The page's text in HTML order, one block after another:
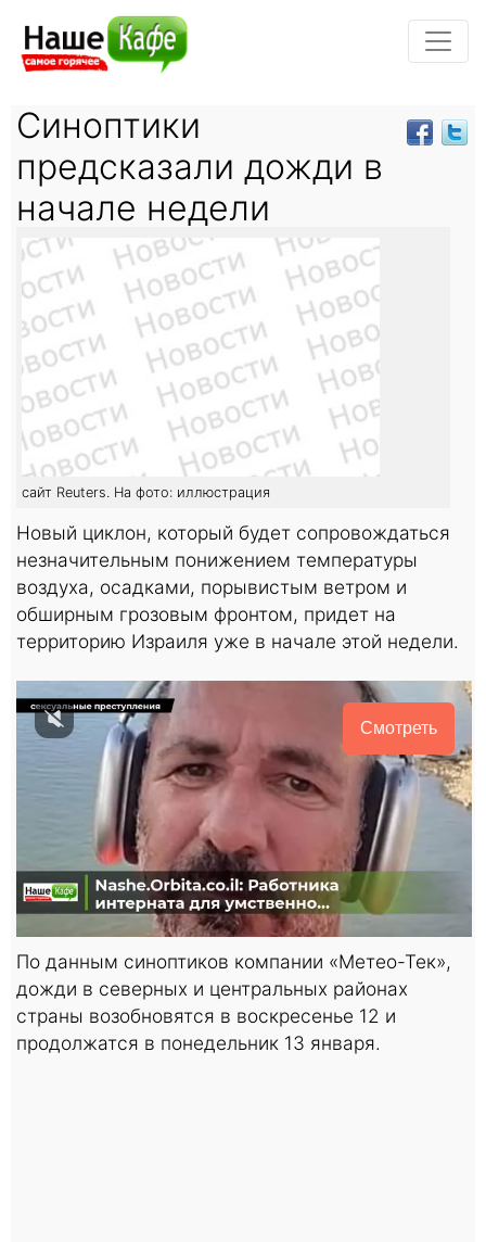
Синоптики
предсказали дожди в
начале недели
сайт Reuters. На фото: иллюстрация
Новый циклон, который будет сопровождаться
незначительным понижением температуры
воздуха, осадками, порывистым ветром и
обширным грозовым фронтом, придет на
территорию Израиля уже в начале этой недели.
Смотреть
По данным синоптиков компании «Метео-Тек»,
дожди в северных и центральных районах
страны возобновятся в воскресенье 12 и
продолжатся в понедельник 13 января.